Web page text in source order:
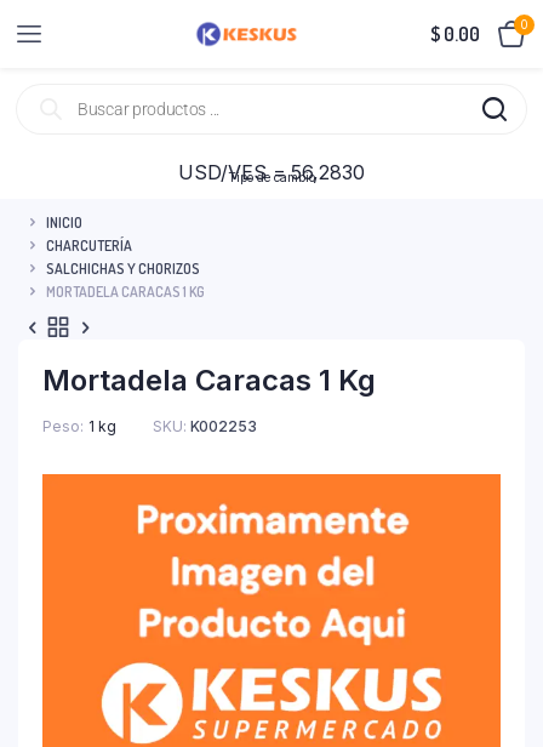
$ 0.00 0
Tipo de cambio
USD/VES = 56,2830
INICIO
CHARCUTERÍA
SALCHICHAS Y CHORIZOS
MORTADELA CARACAS 1 KG
Mortadela Caracas 1 Kg
Peso 1 kg SKU: K002253